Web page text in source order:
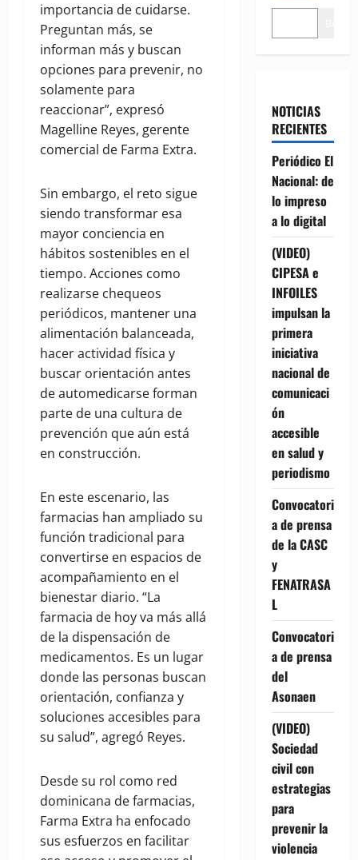
importancia de cuidarse.
Preguntan más, se
informan más y buscan
opciones para prevenir, no
solamente para
reaccionar”, expresó
Magelline Reyes, gerente
comercial de Farma Extra.
Sin embargo, el reto sigue
siendo transformar esa
mayor conciencia en
hábitos sostenibles en el
tiempo. Acciones como
realizarse chequeos
periódicos, mantener una
alimentación balanceada,
hacer actividad física y
buscar orientación antes
de automedicarse forman
parte de una cultura de
prevención que aún está
en construcción.
En este escenario, las
farmacias han ampliado su
función tradicional para
convertirse en espacios de
acompañamiento en el
bienestar diario. “La
farmacia de hoy va más allá
de la dispensación de
medicamentos. Es un lugar
donde las personas buscan
orientación, confianza y
soluciones accesibles para
su salud”, agregó Reyes.
Desde su rol como red
dominicana de farmacias,
Farma Extra ha enfocado
sus esfuerzos en facilitar
NOTICIAS
RECIENTES
Periódico El
Nacional: de
lo impreso
a lo digital
(VIDEO)
CIPESA e
INFOILES
impulsan la
primera
iniciativa
nacional de
comunicaci
ón
accesible
en salud y
periodismo
Convocatori
a de prensa
de la CASC
y
FENATRASA
L
Convocatori
a de prensa
del
Asonaen
(VIDEO)
Sociedad
civil con
estrategias
para
prevenir la
violencia